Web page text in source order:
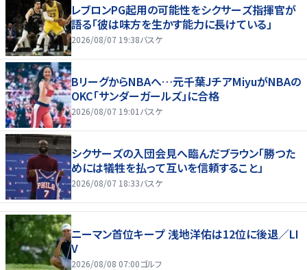
レブロンPG起用の可能性をシクサーズ指揮官が
語る「彼は味方を生かす能力に長けている」
2026/08/07 19:38バスケ
BリーグからNBAへ…元千葉JチアMiyuがNBAの
OKC「サンダーガールズ」に合格
2026/08/07 19:01 バスケ
シクサーズの入団会見へ臨んだブラウン「勝つた
めには犠牲を払って互いを信頼すること」
2026/08/07 18:33バスケ
ニーマン首位キープ 浅地洋佑は12位に後退／LI
V
2026/08/08 07:00ゴルフ